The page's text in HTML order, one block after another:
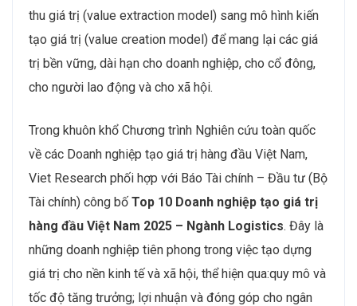
thu giá trị (value extraction model) sang mô hình kiến
tạo giá trị (value creation model) để mang lại các giá
trị bền vững, dài hạn cho doanh nghiệp, cho cổ đông,
cho người lao động và cho xã hội.
Trong khuôn khổ Chương trình Nghiên cứu toàn quốc
về các Doanh nghiệp tạo giá trị hàng đầu Việt Nam,
Viet Research phối hợp với Báo Tài chính – Đầu tư (Bộ
Tài chính) công bố Top 10 Doanh nghiệp tạo giá trị
hàng đầu Việt Nam 2025 – Ngành Logistics. Đây là
những doanh nghiệp tiên phong trong việc tạo dựng
giá trị cho nền kinh tế và xã hội, thể hiện qua:quy mô và
tốc độ tăng trưởng; lợi nhuận và đóng góp cho ngân